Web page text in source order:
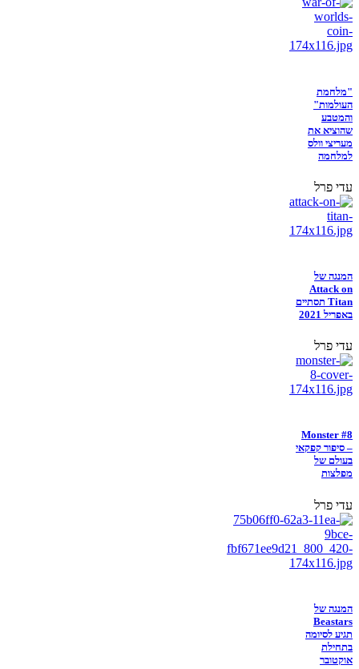
"מלחמת
העולמות"
והמטבע
שהוציא את
מעריצי וולס
למלחמה
עדי פרל
המנגה של
Attack on
Titan תסתיים
באפריל 2021
עדי פרל
Monster #8
– סיפור קפקאי
בעולם של
מפלצות
עדי פרל
המנגה של
Beastars
תגיע לסיומה
בתחילת
אוקטובר